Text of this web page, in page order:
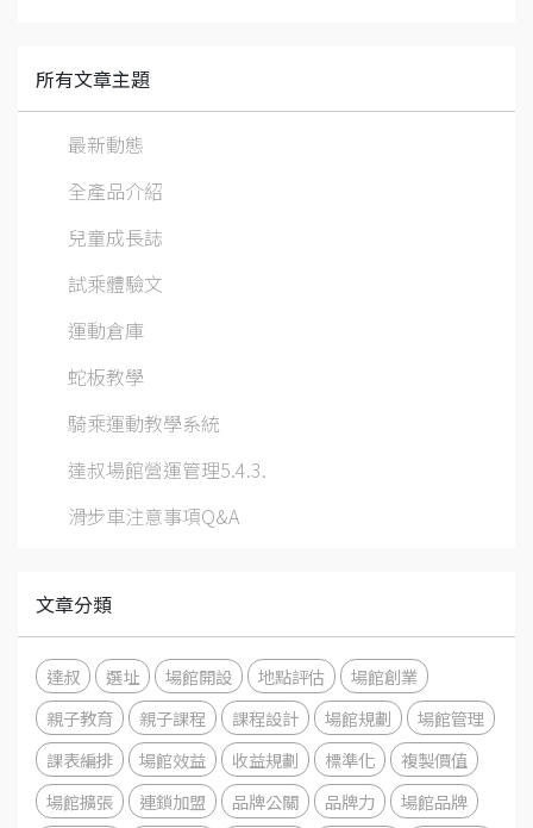
所有文章主題
最新動態
全產品介紹
兒童成長誌
試乘體驗文
運動倉庫
蛇板教學
騎乘運動教學系統
達叔場館營運管理5.4.3.
滑步車注意事項Q&A
文章分類
達叔 選址 場館開設 地點評估
場館創業
親子教育
親子課程 課程設計 場館規劃
場館管理
課表編排
場館效益 收益規劃 標準化
複製價值
場館擴張
連鎖加盟 品牌公關 品牌力
場館品牌